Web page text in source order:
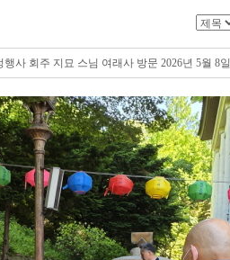
사 회주 지묘 스님 여래사 방문 2026년 5월 8일